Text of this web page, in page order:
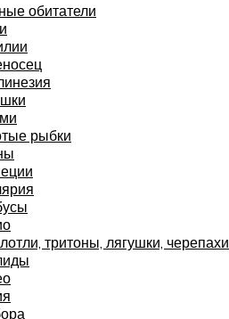
обитатели
рыбки
тритоны, лягушки, черепахи